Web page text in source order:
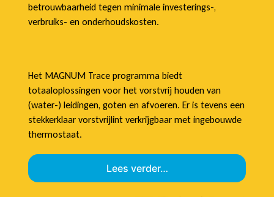
betrouwbaarheid tegen minimale investerings-,
verbruiks- en onderhoudskosten.
Het MAGNUM Trace programma biedt
totaaloplossingen voor het vorstvrij houden van
(water-) leidingen, goten en afvoeren. Er is tevens een
stekkerklaar vorstvrijlint verkrijgbaar met ingebouwde
thermostaat.
Lees verder…